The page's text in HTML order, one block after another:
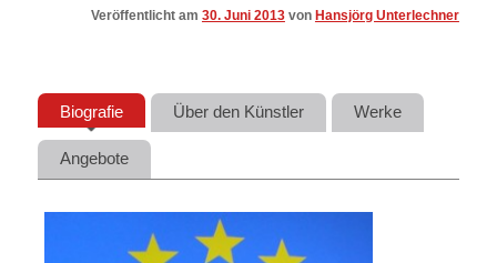
Veröffentlicht am 30. Juni 2013 von Hansjörg Unterlechner
Biografie Über den Künstler Werke
Angebote